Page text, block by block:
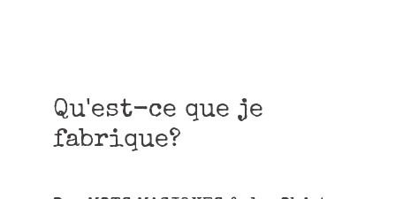
Qu'est-ce que je
fabrique?